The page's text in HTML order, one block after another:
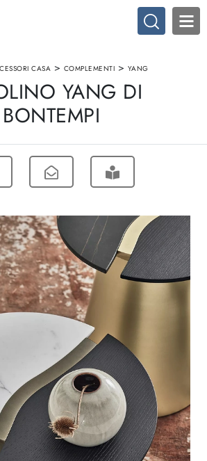
CASA > COMPLEMENTI > YANG
YANG DI
BONTEMPI